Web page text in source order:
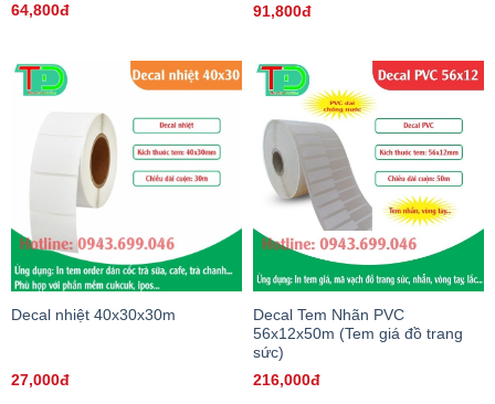
64,800đ 91,800đ
Decal nhiệt 40x30x30m
27,000đ
Decal Tem Nhãn PVC
56x12x50m (Tem giá đồ trang
sức)
216,000đ